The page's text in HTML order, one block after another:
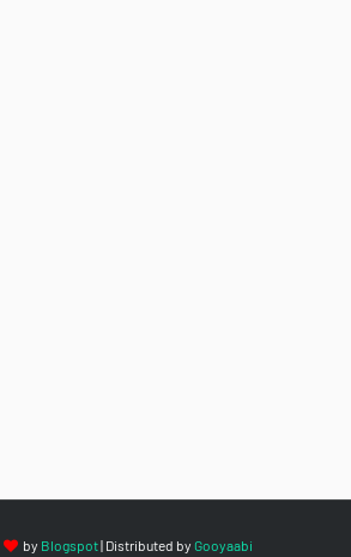
by Blogspot| Distributed by Gooyaabi